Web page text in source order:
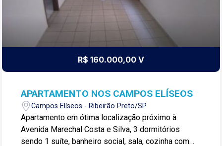
R$ 160.000,00 V
APARTAMENTO NOS CAMPOS ELÍSEOS
Campos Elíseos - Ribeirão Preto/SP
Apartamento em ótima localização próximo à
Avenida Marechal Costa e Silva, 3 dormitórios
sendo 1 suíte, banheiro social, sala, cozinha com